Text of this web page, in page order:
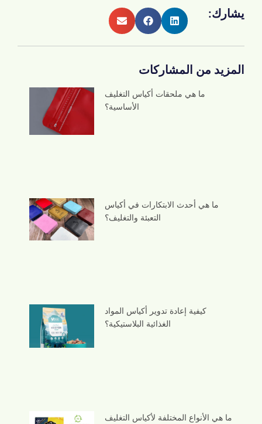
يشارك:
المزيد من المشاركات
ما هي ملحقات أكياس التغليف
الأساسية؟
ما هي أحدث الابتكارات في أكياس
التعبئة والتغليف؟
كيفية إعادة تدوير أكياس المواد
الغذائية البلاستيكية؟
ما هي الأنواع المختلفة لأكياس التغليف